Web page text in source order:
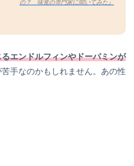
の？ 味覚の専門家に聞いてみた』
エンドルフィンやドーパミンが
手なのかもしれません。あの性